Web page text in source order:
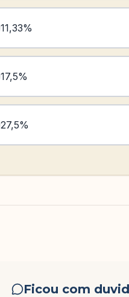
11,33%
17,5%
27,5%
Ficou com